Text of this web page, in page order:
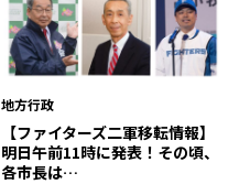
地方行政
【ファイターズ二軍移転情報】
明日午前11時に発表！その頃、
各市長は…